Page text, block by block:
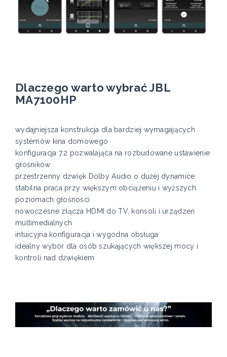
Dlaczego warto wybrać JBL
MA7100HP
wydajniejsza konstrukcja dla bardziej wymagających
systemów kina domowego
konfiguracja 7.2 pozwalająca na rozbudowane ustawienie
głośników
przestrzenny dźwięk Dolby Audio o dużej dynamice
stabilna praca przy większym obciążeniu i wyższych
poziomach głośności
nowoczesne złącza HDMI do TV, konsoli i urządzeń
multimedialnych
intuicyjna konfiguracja i wygodna obsługa
idealny wybór dla osób szukających większej mocy i
kontroli nad dźwiękiem